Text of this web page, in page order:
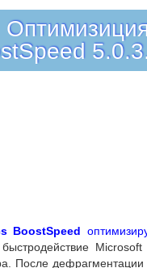
BoostSpeed
После дефрагментации